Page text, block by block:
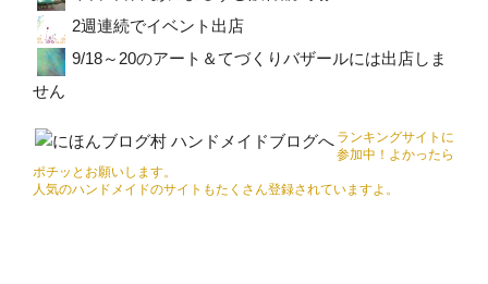
2週連続でイベント出店
9/18～20のアート＆てづくりバザールには出店しま
せん
ランキングサイトに
参加中！よかったら
ポチッとお願いします。
人気のハンドメイドのサイトもたくさん登録されていますよ。